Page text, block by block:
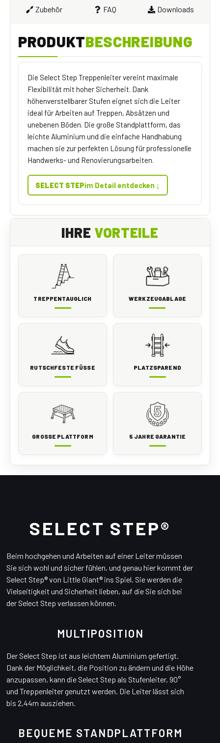
Zubehör FAQ Downloads
PRODUKTBESCHREIBUNG
Die Select Step Treppenleiter vereint maximale
Flexibilität mit hoher Sicherheit. Dank
höhenverstellbarer Stufen eignet sich die Leiter
ideal für Arbeiten auf Treppen, Absätzen und
unebenen Böden. Die große Standplattform, das
leichte Aluminium und die einfache Handhabung
machen sie zur perfekten Lösung für professionelle
Handwerks- und Renovierungsarbeiten.
SELECT STEPim Detail entdecken ↓
IHRE VORTEILE
TREPPENTAUGLICH WERKZEUGABLAGE
RUTSCHFESTE FÜSSE PLATZSPAREND
GROSSE PLATTFORM 5 JAHRE GARANTIE
SELECT STEP®
Beim hochgehen und Arbeiten auf einer Leiter müssen
Sie sich wohl und sicher fühlen, und genau hier kommt der
Select Step® von Little Giant® ins Spiel. Sie werden die
Vielseitigkeit und Sicherheit lieben, auf die Sie sich bei
der Select Step verlassen können.
MULTIPOSITION
Der Select Step ist aus leichtem Aluminium gefertigt.
Dank der Möglichkeit, die Position zu ändern und die Höhe
anzupassen, kann die Select Step als Stufenleiter, 90°
und Treppenleiter genutzt werden. Die Leiter lässt sich
bis 2,44m ausziehen.
BEQUEME STANDPLATTFORM